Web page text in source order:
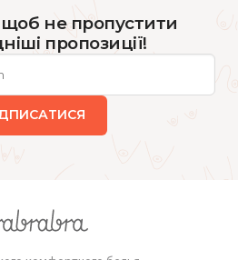
не пропустити
пропозиції!